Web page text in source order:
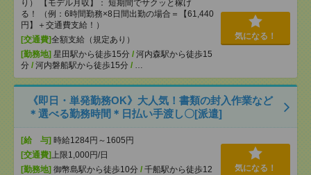
り） 【モデル月収】： 短期間でサクッと稼げ
る！ （例：6時間勤務×8日間出勤の場合＝【61,440
円】＋交通費支給！）
[交通費]全額支給（規定あり）
[勤務地] 星田駅から徒歩15分 / 河内森駅から徒歩15
分 / 河内磐船駅から徒歩15分 / …
気になる！
《即日・単発勤務OK》大人気！書類の封入作業など
＊選べる勤務時間＊日払い手渡し〇[派遣]
[給 与] 時給1284円～1605円
[交通費] 上限1,000円/日
[勤務地] 御幣島駅から徒歩10分 / 千船駅から徒歩12
気になる！